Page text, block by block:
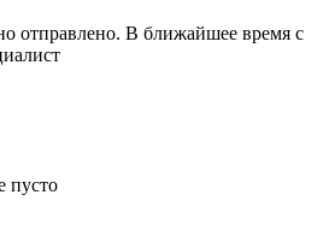
отправлено. В ближайшее время с
пусто